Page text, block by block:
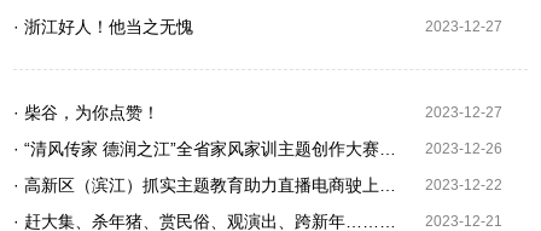
· 浙江好人！他当之无愧 2023-12-27
· 柴谷，为你点赞！ 2023-12-27
2023-12-26
2023-12-22
2023-12-21